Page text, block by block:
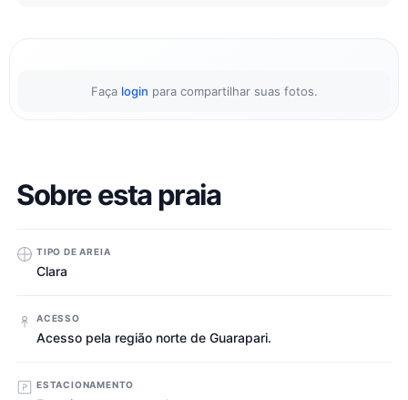
Faça login para compartilhar suas fotos.
Sobre esta praia
TIPO DE AREIA
Clara
ACESSO
Acesso pela região norte de Guarapari.
ESTACIONAMENTO